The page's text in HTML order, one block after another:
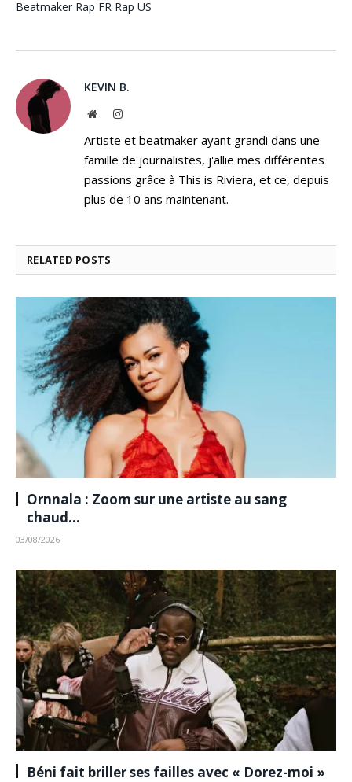
Beatmaker Rap FR Rap US
KEVIN B.
WebsiteInstagram
Artiste et beatmaker ayant grandi dans une
famille de journalistes, j'allie mes différentes
passions grâce à This is Riviera, et ce, depuis
plus de 10 ans maintenant.
RELATED POSTS
Ornnala : Zoom sur une artiste au sang
chaud…
03/08/2026
Béni fait briller ses failles avec « Dorez-moi »